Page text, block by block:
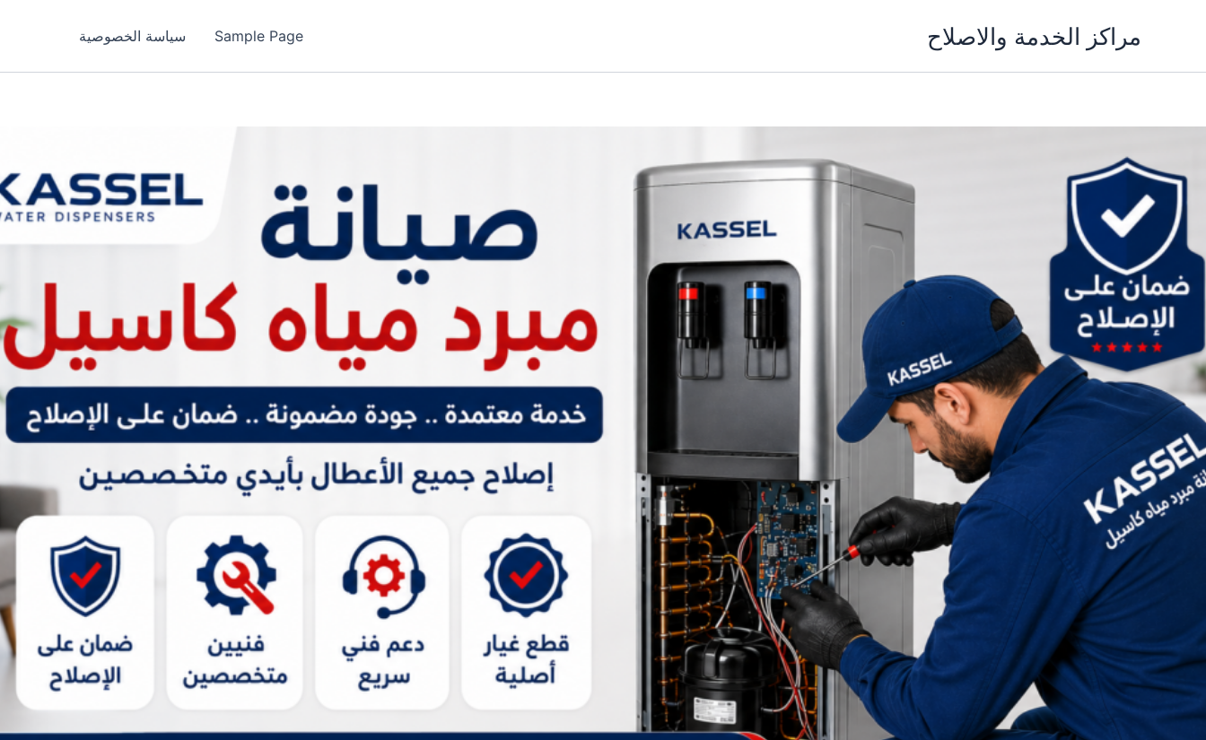
مراكز الخدمة والاصلاح Sample Page سياسة الخصوصية